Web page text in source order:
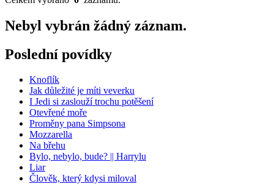
Nebyl vybrán žádný záznam.
Poslední povídky
Knoflík
Jak důležité je míti veverku
I Jedi si zaslouží trochu potěšení
Otevřené moře
Proměny pana Simpsona
Mozzarella
Na břehu
Bylo, nebylo, bude? || Harrylu
Liar
Člověk, který kdysi miloval